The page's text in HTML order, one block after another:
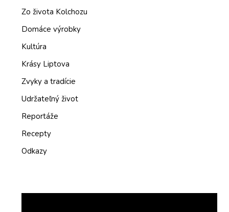
Zo života Kolchozu
Domáce výrobky
Kultúra
Krásy Liptova
Zvyky a tradície
Udržateľný život
Reportáže
Recepty
Odkazy